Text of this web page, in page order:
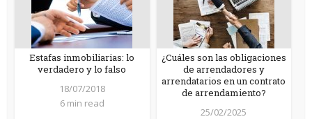
Estafas inmobiliarias: lo
verdadero y lo falso
18/07/2018
6 min read
¿Cuáles son las obligaciones
de arrendadores y
arrendatarios en un contrato
de arrendamiento?
25/02/2025